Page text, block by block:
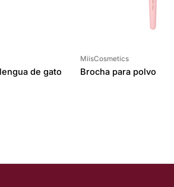
de gato
Proveedor:
MiisCosmetics
Brocha para polvo